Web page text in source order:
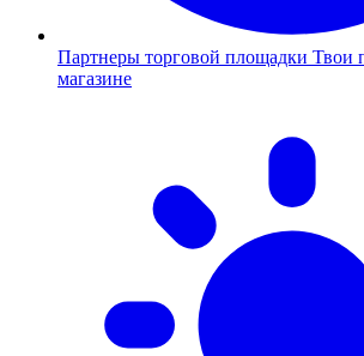
Партнеры торговой площадки Твои
магазине